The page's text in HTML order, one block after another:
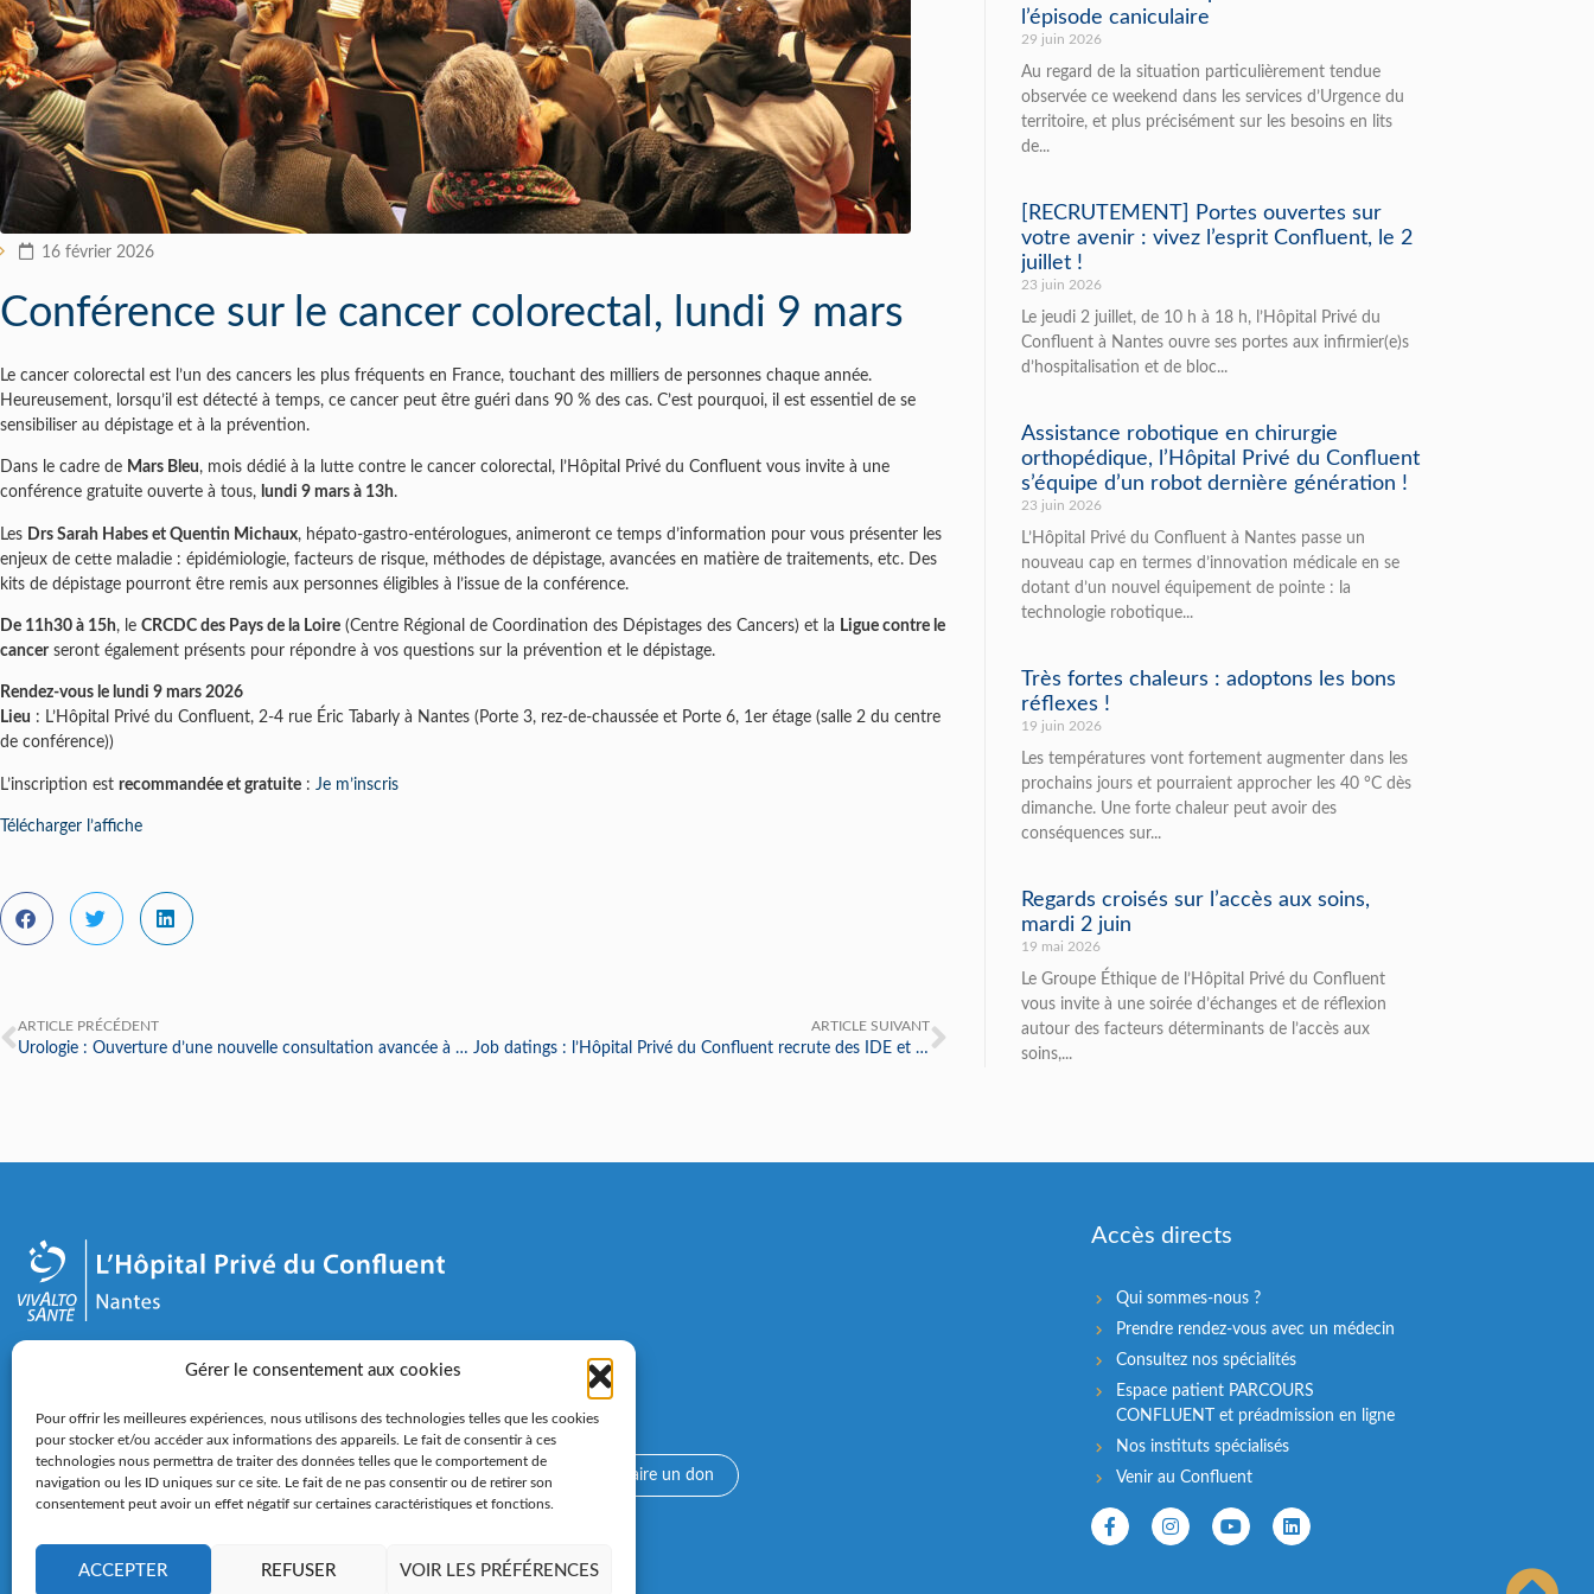
Gérer le consentement aux cookies
Pour offrir les meilleures expériences, nous utilisons des technologies telles que les cookies
pour stocker et/ou accéder aux informations des appareils. Le fait de consentir à ces
technologies nous permettra de traiter des données telles que le comportement de
navigation ou les ID uniques sur ce site. Le fait de ne pas consentir ou de retirer son
consentement peut avoir un effet négatif sur certaines caractéristiques et fonctions.
ACCEPTER REFUSER VOIR LES PRÉFÉRENCES
Paramédical
16 février 2026
Conférence sur le cancer colorectal, lundi 9 mars
Le cancer colorectal est l’un des cancers les plus fréquents en France, touchant des milliers de personnes chaque année.
Heureusement, lorsqu’il est détecté à temps, ce cancer peut être guéri dans 90 % des cas. C’est pourquoi, il est essentiel de se
sensibiliser au dépistage et à la prévention.
Dans le cadre de Mars Bleu, mois dédié à la lutte contre le cancer colorectal, l’Hôpital Privé du Confluent vous invite à une
conférence gratuite ouverte à tous, lundi 9 mars à 13h.
Les Drs Sarah Habes et Quentin Michaux, hépato-gastro-entérologues, animeront ce temps d’information pour vous présenter les
enjeux de cette maladie : épidémiologie, facteurs de risque, méthodes de dépistage, avancées en matière de traitements, etc. Des
kits de dépistage pourront être remis aux personnes éligibles à l’issue de la conférence.
De 11h30 à 15h, le CRCDC des Pays de la Loire (Centre Régional de Coordination des Dépistages des Cancers) et la Ligue contre le
cancerseront également présents pour répondre à vos questions sur la prévention et le dépistage.
Rendez-vous le lundi 9 mars 2026
Lieu : L’Hôpital Privé du Confluent, 2-4 rue Éric Tabarly à Nantes (Porte 3, rez-de-chaussée et Porte 6, 1er étage (salle 2 du centre
de conférence))
L’inscription est recommandée et gratuite : Je m’inscris
Télécharger l’affiche
ARTICLE PRÉCÉDENT
Urologie : Ouverture d’une nouvelle consultation avancée à Challans dès février 2026
ARTICLE SUIVANT
Job datings : l’Hôpital Privé du Confluent recrute des IDE et manipulateur(rice)s en radiothérapie
l’épisode caniculaire
29 juin 2026
Au regard de la situation particulièrement tendue
observée ce weekend dans les services d’Urgence du
territoire, et plus précisément sur les besoins en lits
de...
[RECRUTEMENT] Portes ouvertes sur
votre avenir : vivez l’esprit Confluent, le 2
juillet !
23 juin 2026
Le jeudi 2 juillet, de 10 h à 18 h, l’Hôpital Privé du
Confluent à Nantes ouvre ses portes aux infirmier(e)s
d’hospitalisation et de bloc...
Assistance robotique en chirurgie
orthopédique, l’Hôpital Privé du Confluent
s’équipe d’un robot dernière génération !
23 juin 2026
L’Hôpital Privé du Confluent à Nantes passe un
nouveau cap en termes d’innovation médicale en se
dotant d’un nouvel équipement de pointe : la
technologie robotique...
Très fortes chaleurs : adoptons les bons
réflexes !
19 juin 2026
Les températures vont fortement augmenter dans les
prochains jours et pourraient approcher les 40 °C dès
dimanche. Une forte chaleur peut avoir des
conséquences sur...
Regards croisés sur l’accès aux soins,
mardi 2 juin
19 mai 2026
Le Groupe Éthique de l’Hôpital Privé du Confluent
vous invite à une soirée d’échanges et de réflexion
autour des facteurs déterminants de l’accès aux
soins,...
2-4 rue Éric Tabarly - 44000 Nantes
Nous contacter Nous rejoindre Espace presse Faire un don
Accès directs
Qui sommes-nous ?
Prendre rendez-vous avec un médecin
Consultez nos spécialités
Espace patient PARCOURS
CONFLUENT et préadmission en ligne
Nos instituts spécialisés
Venir au Confluent